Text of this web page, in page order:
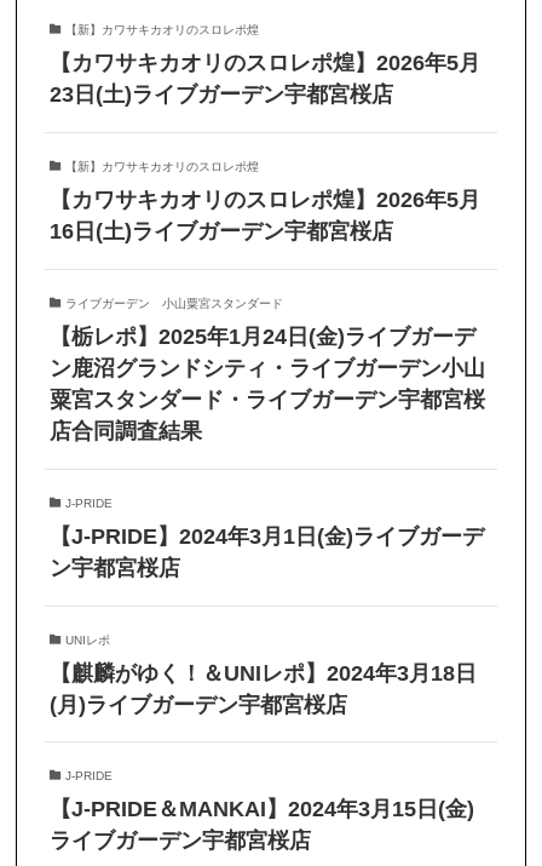
【新】カワサキカオリのスロレポ煌
【カワサキカオリのスロレポ煌】2026年5月
23日(土)ライブガーデン宇都宮桜店
【新】カワサキカオリのスロレポ煌
【カワサキカオリのスロレポ煌】2026年5月
16日(土)ライブガーデン宇都宮桜店
ライブガーデン 小山粟宮スタンダード
【栃レポ】2025年1月24日(金)ライブガーデ
ン鹿沼グランドシティ・ライブガーデン小山
粟宮スタンダード・ライブガーデン宇都宮桜
店合同調査結果
J-PRIDE
【J-PRIDE】2024年3月1日(金)ライブガーデ
ン宇都宮桜店
UNIレポ
【麒麟がゆく！＆UNIレポ】2024年3月18日
(月)ライブガーデン宇都宮桜店
J-PRIDE
【J-PRIDE＆MANKAI】2024年3月15日(金)
ライブガーデン宇都宮桜店